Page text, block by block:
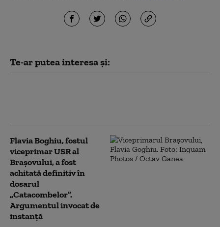
Te-ar putea interesa și:
Flavia Boghiu, fostul
viceprimar USR al
Brașovului, a fost
achitată definitiv în
dosarul
„Catacombelor”.
Argumentul invocat de
instanță